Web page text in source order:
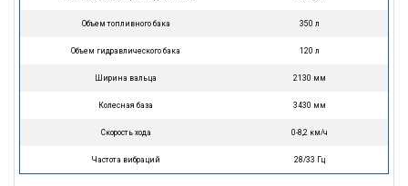
Объем топливного бака 350 л
Объем гидравлического бака 120 л
Ширина вальца 2130 мм
Колесная база 3430 мм
Скорость хода 0-8,2 км/ч
Частота вибраций 28/33 Гц